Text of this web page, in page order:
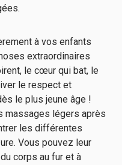
à vos enfants
extraordinaires
le cœur qui bat, le
le respect et
le plus jeune âge !
massages légers après
les différentes
Vous pouvez leur
corps au fur et à